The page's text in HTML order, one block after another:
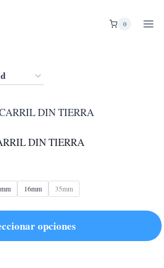
0
DIN TIERRA
16mm 35mm
opciones